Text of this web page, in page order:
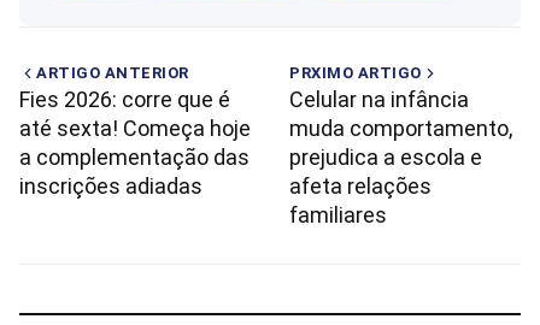
ARTIGO ANTERIOR
Fies 2026: corre que é
até sexta! Começa hoje
a complementação das
inscrições adiadas
PRXIMO ARTIGO
Celular na infância
muda comportamento,
prejudica a escola e
afeta relações
familiares